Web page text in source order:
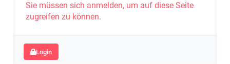
Sie müssen sich anmelden, um auf diese Seite
zugreifen zu können.
Login